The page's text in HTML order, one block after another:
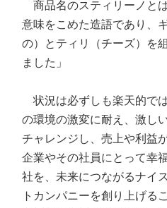
商品名のスティリーノと
意味をこめた造語であり、
の）とティリ（チーズ）を
ました」
状況は必ずしも楽天的で
の環境の激変に耐え、激し
チャレンジし、売上や利益
企業やその社員にとって幸
社を、未来につながるナイ
トカンパニーを創り上げる